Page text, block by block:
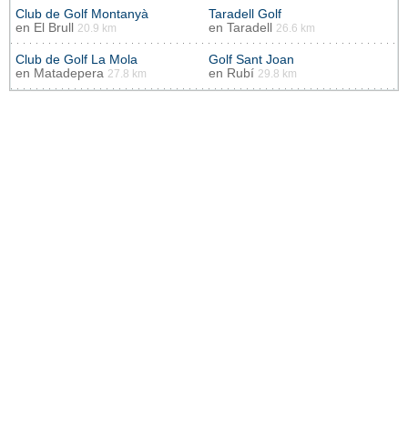
Club de Golf Montanyà
en El Brull 20.9 km
Taradell Golf
en Taradell 26.6 km
Club de Golf La Mola
en Matadepera 27.8 km
Golf Sant Joan
en Rubí 29.8 km